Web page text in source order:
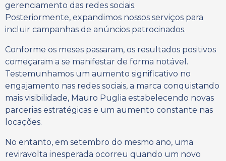
gerenciamento das redes sociais.
Posteriormente, expandimos nossos serviços para
incluir campanhas de anúncios patrocinados.
Conforme os meses passaram, os resultados positivos
começaram a se manifestar de forma notável.
Testemunhamos um aumento significativo no
engajamento nas redes sociais, a marca conquistando
mais visibilidade, Mauro Puglia estabelecendo novas
parcerias estratégicas e um aumento constante nas
locações.
No entanto, em setembro do mesmo ano, uma
reviravolta inesperada ocorreu quando um novo